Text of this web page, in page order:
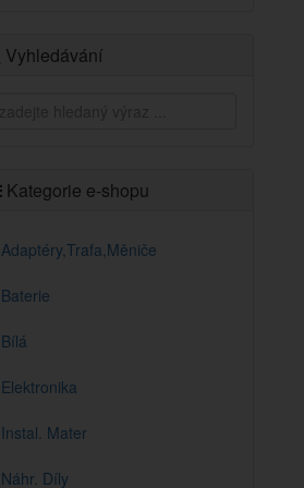
Vyhledávání
Kategorie e-shopu
Adaptéry,Trafa,Měniče
Baterie
Bílá
Elektronika
Instal. Mater
Náhr. Díly